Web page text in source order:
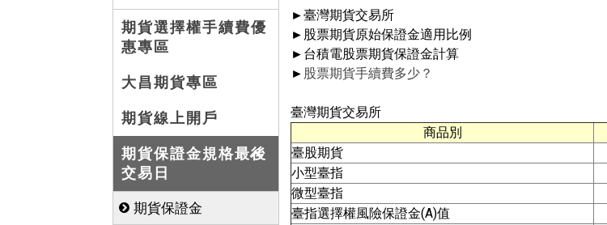
期貨選擇權手續費優
惠專區
大昌期貨專區
期貨線上開戶
期貨保證金規格最後
交易日
期貨保證金
►臺灣期貨交易所
​►股票期貨原始保證金適用比例
►台積電股票期貨保證金計算​
​► 股票期貨手續費多少？
臺灣期貨交易所
商品別
臺股期貨
小型臺指
微型臺指
臺指選擇權風險保證金(A)值